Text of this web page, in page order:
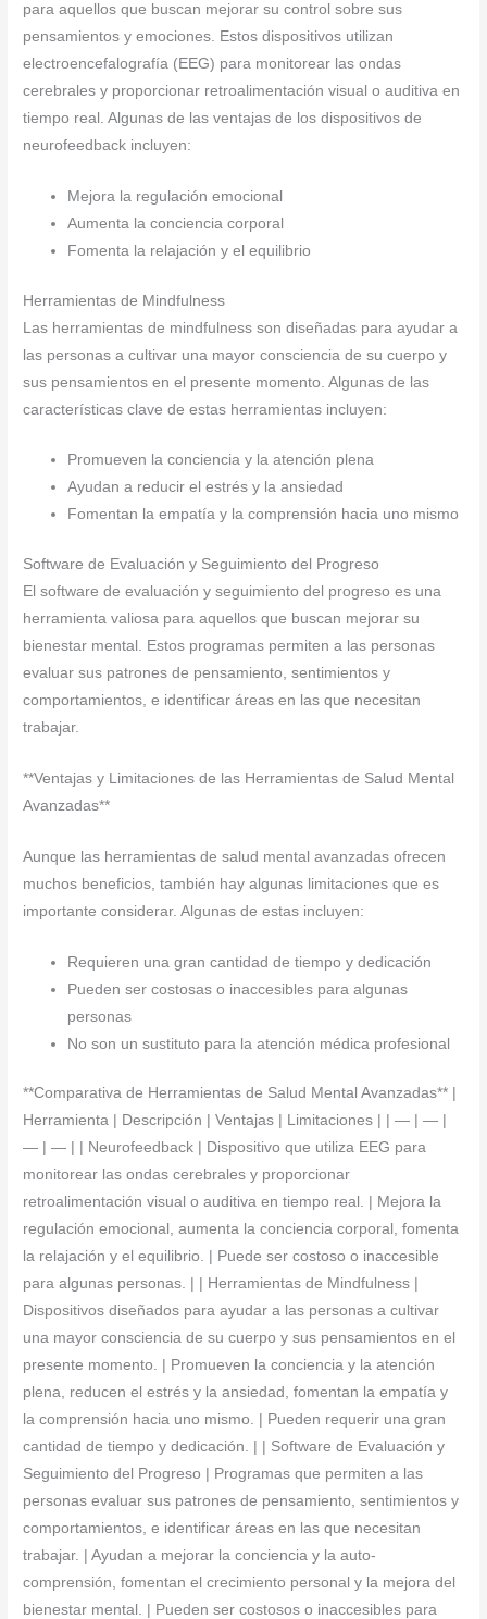
para aquellos que buscan mejorar su control sobre sus
pensamientos y emociones. Estos dispositivos utilizan
electroencefalografía (EEG) para monitorear las ondas
cerebrales y proporcionar retroalimentación visual o auditiva en
tiempo real. Algunas de las ventajas de los dispositivos de
neurofeedback incluyen:
Mejora la regulación emocional
Aumenta la conciencia corporal
Fomenta la relajación y el equilibrio
Herramientas de Mindfulness
Las herramientas de mindfulness son diseñadas para ayudar a
las personas a cultivar una mayor consciencia de su cuerpo y
sus pensamientos en el presente momento. Algunas de las
características clave de estas herramientas incluyen:
Promueven la conciencia y la atención plena
Ayudan a reducir el estrés y la ansiedad
Fomentan la empatía y la comprensión hacia uno mismo
Software de Evaluación y Seguimiento del Progreso
El software de evaluación y seguimiento del progreso es una
herramienta valiosa para aquellos que buscan mejorar su
bienestar mental. Estos programas permiten a las personas
evaluar sus patrones de pensamiento, sentimientos y
comportamientos, e identificar áreas en las que necesitan
trabajar.
**Ventajas y Limitaciones de las Herramientas de Salud Mental
Avanzadas**
Aunque las herramientas de salud mental avanzadas ofrecen
muchos beneficios, también hay algunas limitaciones que es
importante considerar. Algunas de estas incluyen:
Requieren una gran cantidad de tiempo y dedicación
Pueden ser costosas o inaccesibles para algunas
personas
No son un sustituto para la atención médica profesional
**Comparativa de Herramientas de Salud Mental Avanzadas** |
Herramienta | Descripción | Ventajas | Limitaciones | | — | — |
— | — | | Neurofeedback | Dispositivo que utiliza EEG para
monitorear las ondas cerebrales y proporcionar
retroalimentación visual o auditiva en tiempo real. | Mejora la
regulación emocional, aumenta la conciencia corporal, fomenta
la relajación y el equilibrio. | Puede ser costoso o inaccesible
para algunas personas. | | Herramientas de Mindfulness |
Dispositivos diseñados para ayudar a las personas a cultivar
una mayor consciencia de su cuerpo y sus pensamientos en el
presente momento. | Promueven la conciencia y la atención
plena, reducen el estrés y la ansiedad, fomentan la empatía y
la comprensión hacia uno mismo. | Pueden requerir una gran
cantidad de tiempo y dedicación. | | Software de Evaluación y
Seguimiento del Progreso | Programas que permiten a las
personas evaluar sus patrones de pensamiento, sentimientos y
comportamientos, e identificar áreas en las que necesitan
trabajar. | Ayudan a mejorar la conciencia y la auto-
comprensión, fomentan el crecimiento personal y la mejora del
bienestar mental. | Pueden ser costosos o inaccesibles para